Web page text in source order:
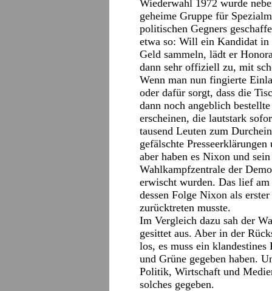
Wiederwahl 1972 wurde
geheime Gruppe für
politischen Gegners
etwa so: Will ein Kandidat in
Geld sammeln, lädt er
dann sehr offiziell zu, mit
Wenn man nun fingierte
oder dafür sorgt, dass die
dann noch angeblich
erscheinen, die lautstark
tausend Leuten zum
gefälschte
aber haben es Nixon und
Wahlkampfzentrale der
erwischt wurden. Das lief
dessen Folge Nixon als
zurücktreten musste.
Im Vergleich dazu sah der
gesittet aus. Aber in der
los, es muss ein
und Grüne gegeben haben.
Politik, Wirtschaft und
solches gegeben.